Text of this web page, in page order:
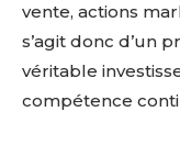
vente, actions
s’agit donc d’un
véritable
compétence